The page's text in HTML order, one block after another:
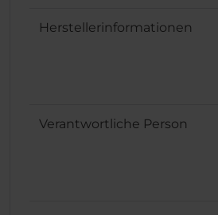
Herstellerinformationen
Verantwortliche Person